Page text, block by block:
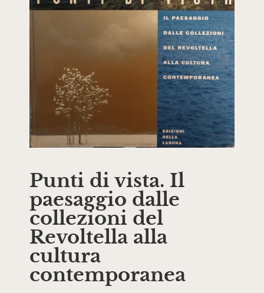
Punti di vista. Il
paesaggio dalle
collezioni del
Revoltella alla
cultura
contemporanea